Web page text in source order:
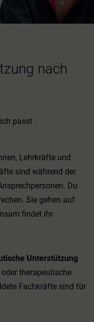
nach
passt
Lehrkräfte und
sind während der
Du
Sie gehen auf
findet ihr
Unterstützung
therapeutische
Fachkräfte sind für